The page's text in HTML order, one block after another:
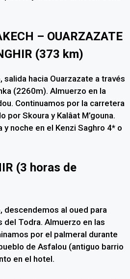
– OUARZAZATE
(373 km)
salida hacia Ouarzazate a través
(2260m). Almuerzo en la
Continuamos por la carretera
por Skoura y Kalâat M’gouna.
y noche en el Kenzi Saghro 4* o
(3 horas de
descendemos al oued para
del Todra. Almuerzo en las
por el palmeral durante
de Asfalou (antiguo barrio
en el hotel.